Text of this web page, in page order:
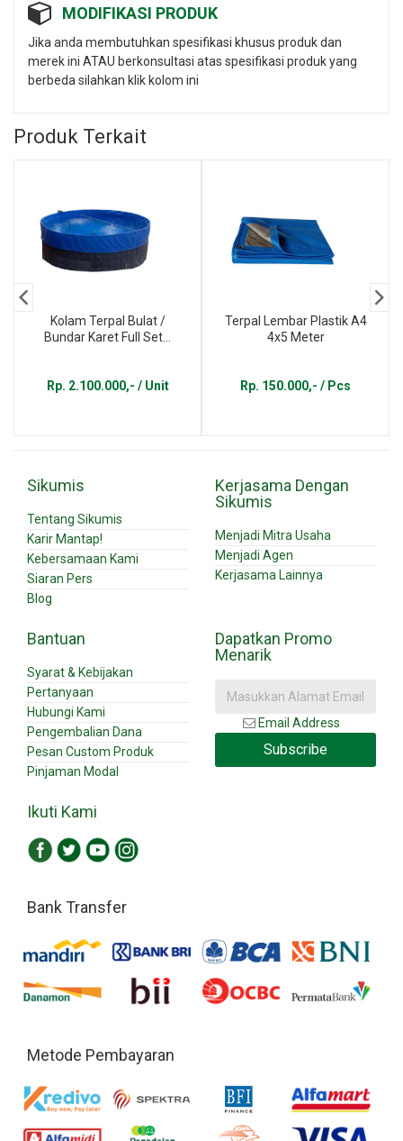
MODIFIKASI PRODUK
Jika anda membutuhkan spesifikasi khusus produk dan
merek ini ATAU berkonsultasi atas spesifikasi produk yang
berbeda silahkan klik kolom ini
Produk Terkait
Kolam Terpal Bulat /
Bundar Karet Full Set...
Rp. 2.100.000,- / Unit
Terpal Lembar Plastik A4
4x5 Meter
Rp. 150.000,- / Pcs
Sikumis
Tentang Sikumis
Karir Mantap!
Kebersamaan Kami
Siaran Pers
Blog
Kerjasama Dengan
Sikumis
Menjadi Mitra Usaha
Menjadi Agen
Kerjasama Lainnya
Bantuan
Syarat & Kebijakan
Pertanyaan
Hubungi Kami
Pengembalian Dana
Pesan Custom Produk
Pinjaman Modal
Dapatkan Promo
Menarik
Email Address
Subscribe
Ikuti Kami
Bank Transfer
Metode Pembayaran